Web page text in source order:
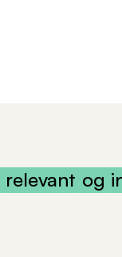
relevant og